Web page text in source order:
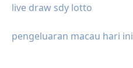
live draw sdy lotto
pengeluaran macau hari ini